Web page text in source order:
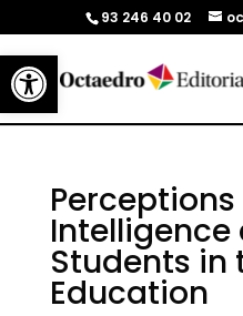
Abrir barra de herramientas
93 246 40 02
Intelligence
Students in
Education